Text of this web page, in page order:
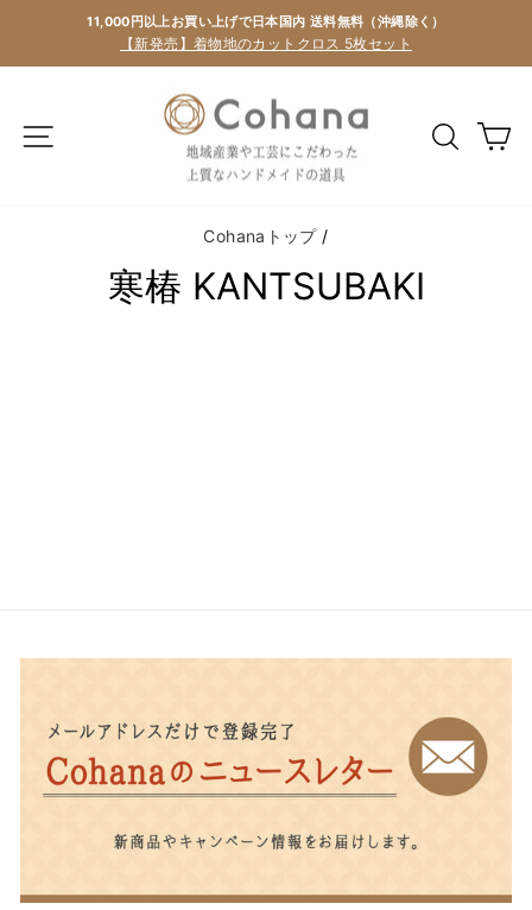
11,000円以上お買い上げで日本国内 送料無料（沖縄除く）
【新発売】着物地のカットクロス 5枚セット
Cohanaトップ /
寒椿 KANTSUBAKI